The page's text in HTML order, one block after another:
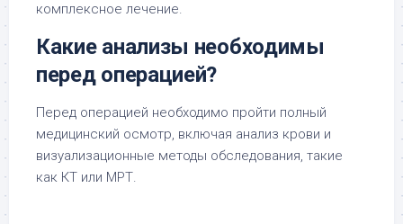
комплексное лечение.
Какие анализы необходимы
перед операцией?
Перед операцией необходимо пройти полный
медицинский осмотр, включая анализ крови и
визуализационные методы обследования, такие
как КТ или МРТ.